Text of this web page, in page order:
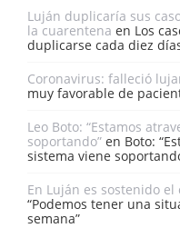
Luján duplicaría sus
la cuarentena en Los
duplicarse cada diez
Coronavirus: falleció
muy favorable de
Leo Boto: “Estamos
soportando” en Boto:
sistema viene
En Luján es sostenido
“Podemos tener una
semana”